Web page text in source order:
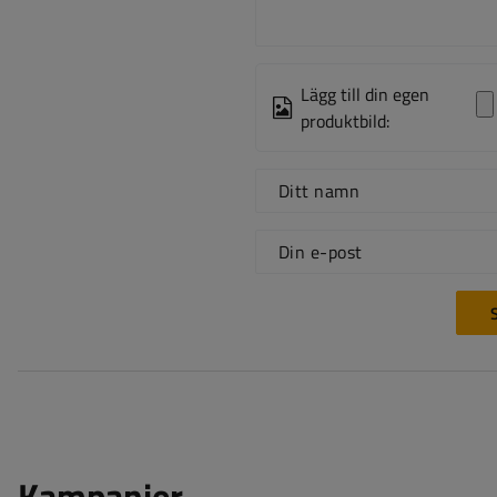
Lägg till din egen
produktbild:
Ditt namn
Din e-post